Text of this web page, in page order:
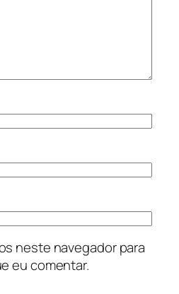
neste navegador para
eu comentar.